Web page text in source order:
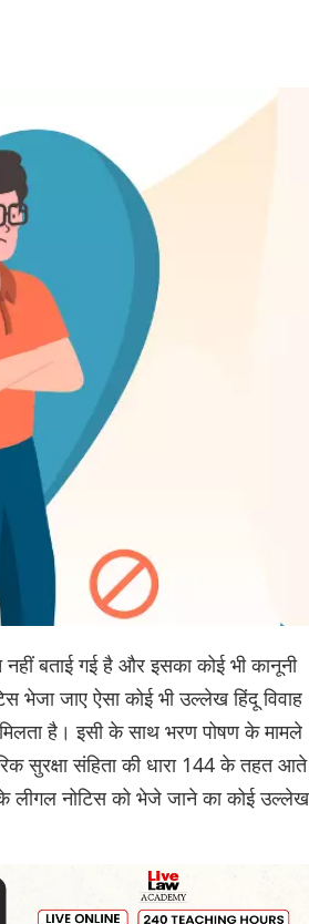
बताई गई है और इसका कोई भी कानूनी
भेजा जाए ऐसा कोई भी उल्लेख हिंदू विवाह
है। इसी के साथ भरण पोषण के मामले
सुरक्षा संहिता की धारा 144 के तहत आते
लीगल नोटिस को भेजे जाने का कोई उल्लेख